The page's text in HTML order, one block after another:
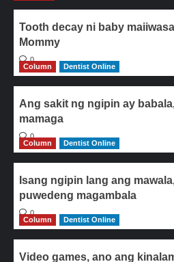
Tooth decay ni baby
Mommy
0
Column
Dentist Online
Ang sakit ng ngipin ay
mamaga
0
Column
Dentist Online
Isang ngipin lang ang
puwedeng magambala
0
Column
Dentist Online
Video games, ano ang